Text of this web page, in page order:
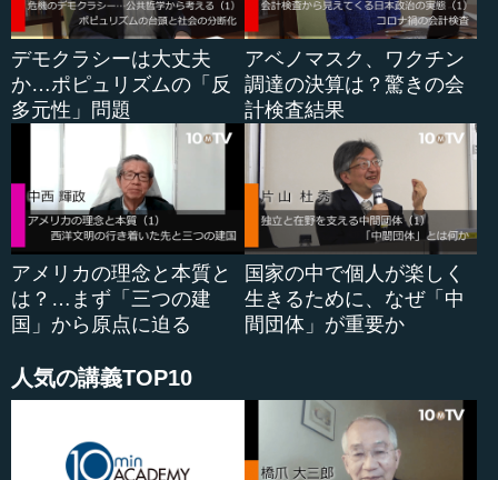
デモクラシーは大丈夫
か…ポピュリズムの「反
多元性」問題
アベノマスク、ワクチン
調達の決算は？驚きの会
計検査結果
アメリカの理念と本質と
は？…まず「三つの建
国」から原点に迫る
国家の中で個人が楽しく
生きるために、なぜ「中
間団体」が重要か
人気の講義TOP10